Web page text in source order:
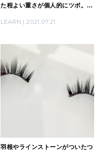
た程よい重さが個人的にツボ。お
LEARN 2021.07.21
羽根やラインストーンがついたつ